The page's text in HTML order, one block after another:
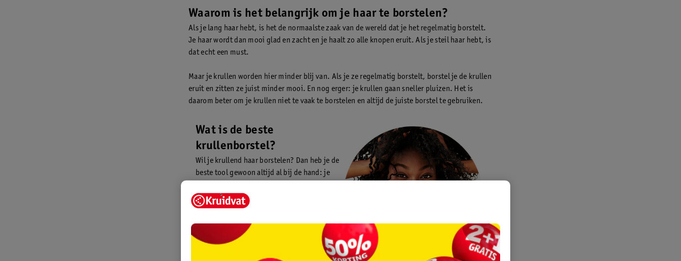
Waarom is het belangrijk om je haar te borstelen?
Als je lang haar hebt, is het de normaalste zaak van de wereld dat je het regelmatig borstelt.
Je haar wordt dan mooi glad en zacht en je haalt zo alle knopen eruit. Als je steil haar hebt, is
dat echt een must.
Maar je krullen worden hier minder blij van. Als je ze regelmatig borstelt, borstel je de krullen
eruit en zitten ze juist minder mooi. En nog erger: je krullen gaan sneller pluizen. Het is
daarom beter om je krullen niet te vaak te borstelen en altijd de juiste borstel te gebruiken.
Wat is de beste
krullenborstel?
Wil je krullend haar borstelen? Dan heb je de
beste tool gewoon altijd al bij de hand: je
om regelmatig met je vingers door je haar te
gaan. Doe dit bijvoorbeeld nadat je je haar
gewassen hebt. Borstel je natte krullen met
je vingers en haal zo de klitten eruit.